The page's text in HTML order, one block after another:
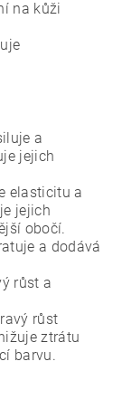
na kůži
a
jejich
elasticitu a
jejich
obočí.
a dodává
růst a
růst
ztrátu
barvu.